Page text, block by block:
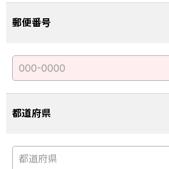
郵便番号
都道府県